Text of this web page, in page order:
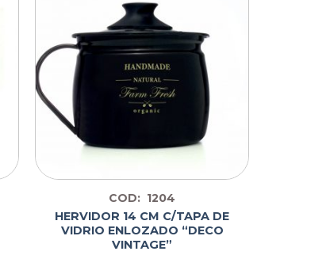
COD: 1204
HERVIDOR 14 CM C/TAPA DE
VIDRIO ENLOZADO “DECO
VINTAGE”